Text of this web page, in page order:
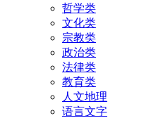
哲学类
文化类
宗教类
政治类
法律类
教育类
人文地理
语言文字